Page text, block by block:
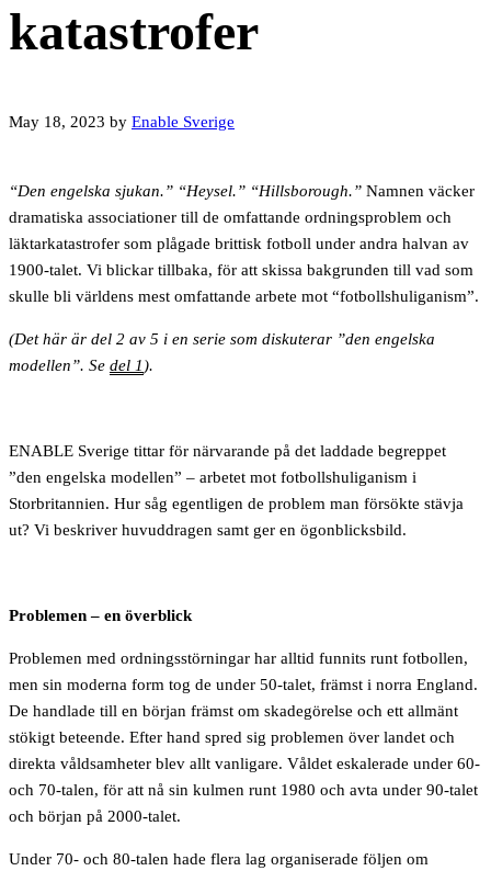
katastrofer
May 18, 2023 by Enable Sverige
“Den engelska sjukan.” “Heysel.” “Hillsborough.” Namnen väcker
dramatiska associationer till de omfattande ordningsproblem och
läktarkatastrofer som plågade brittisk fotboll under andra halvan av
1900-talet. Vi blickar tillbaka, för att skissa bakgrunden till vad som
skulle bli världens mest omfattande arbete mot “fotbollshuliganism”.
(Det här är del 2 av 5 i en serie som diskuterar ”den engelska
modellen”. Se del 1).
ENABLE Sverige tittar för närvarande på det laddade begreppet
”den engelska modellen” – arbetet mot fotbollshuliganism i
Storbritannien. Hur såg egentligen de problem man försökte stävja
ut? Vi beskriver huvuddragen samt ger en ögonblicksbild.
Problemen – en överblick
Problemen med ordningsstörningar har alltid funnits runt fotbollen,
men sin moderna form tog de under 50-talet, främst i norra England.
De handlade till en början främst om skadegörelse och ett allmänt
stökigt beteende. Efter hand spred sig problemen över landet och
direkta våldsamheter blev allt vanligare. Våldet eskalerade under 60-
och 70-talen, för att nå sin kulmen runt 1980 och avta under 90-talet
och början på 2000-talet.
Under 70- och 80-talen hade flera lag organiserade följen om